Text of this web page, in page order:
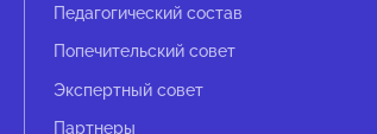
Педагогический состав
Попечительский совет
Экспертный совет
Партнеры